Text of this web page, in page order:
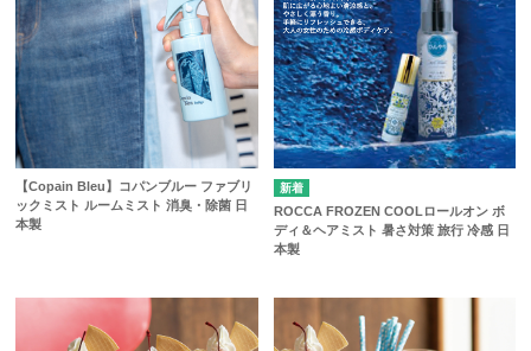
【Copain Bleu】コパンブルー ファブリ
ックミスト ルームミスト 消臭・除菌 日
本製
ROCCA FROZEN COOLロールオン ボ
ディ＆ヘアミスト 暑さ対策 旅行 冷感 日
本製